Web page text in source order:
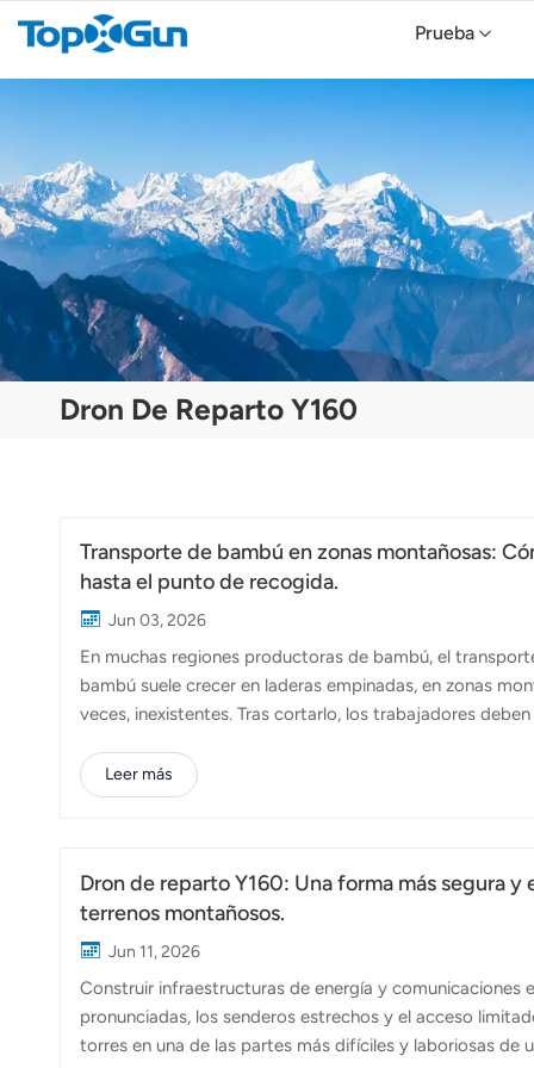
Prueba
Dron De Reparto Y160
Transporte de bambú en zonas montañosas:
hasta el punto de recogida.
Jun 03, 2026
En muchas regiones productoras de bambú, el
bambú suele crecer en laderas empinadas, en zonas
veces, inexistentes. Tras cortarlo, los trabajadores
riesgos para la seguridad. A medida que aumentan los
experimentados, muchas empresas forestales buscan
Leer más
Dron de reparto Y160: Una forma más segura
terrenos montañosos.
Jun 11, 2026
Construir infraestructuras de energía y comunicaciones
pronunciadas, los senderos estrechos y el acceso
torres en una de las partes más difíciles y laboriosas de